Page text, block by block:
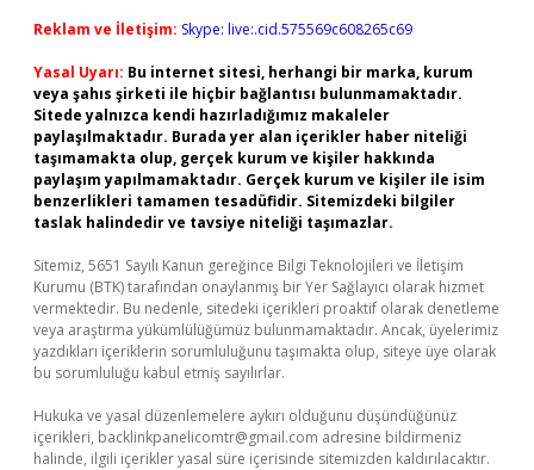
Reklam ve İletişim: Skype: live:.cid.575569c608265c69
Yasal Uyarı: Bu internet sitesi, herhangi bir marka, kurum
veya şahıs şirketi ile hiçbir bağlantısı bulunmamaktadır.
Sitede yalnızca kendi hazırladığımız makaleler
paylaşılmaktadır. Burada yer alan içerikler haber niteliği
taşımamakta olup, gerçek kurum ve kişiler hakkında
paylaşım yapılmamaktadır. Gerçek kurum ve kişiler ile isim
benzerlikleri tamamen tesadüfidir. Sitemizdeki bilgiler
taslak halindedir ve tavsiye niteliği taşımazlar.
Sitemiz, 5651 Sayılı Kanun gereğince Bilgi Teknolojileri ve İletişim
Kurumu (BTK) tarafından onaylanmış bir Yer Sağlayıcı olarak hizmet
vermektedir. Bu nedenle, sitedeki içerikleri proaktif olarak denetleme
veya araştırma yükümlülüğümüz bulunmamaktadır. Ancak, üyelerimiz
yazdıkları içeriklerin sorumluluğunu taşımakta olup, siteye üye olarak
bu sorumluluğu kabul etmiş sayılırlar.
Hukuka ve yasal düzenlemelere aykırı olduğunu düşündüğünüz
içerikleri, backlinkpanelicomtr@gmail.com adresine bildirmeniz
halinde, ilgili içerikler yasal süre içerisinde sitemizden kaldırılacaktır.